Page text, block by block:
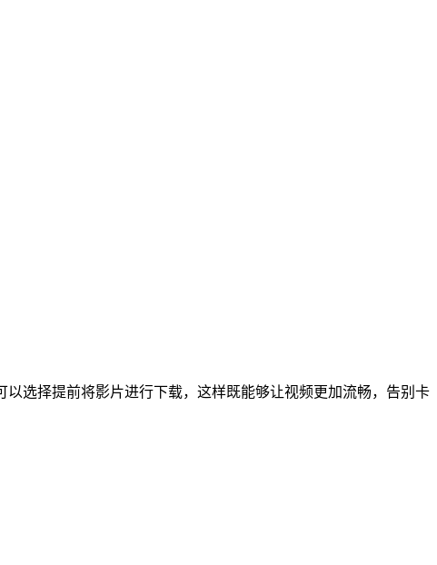
选择提前将影片进行下载，这样既能够让视频更加流畅，告别卡